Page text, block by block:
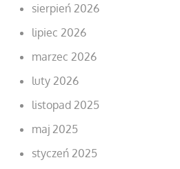
sierpień 2026
lipiec 2026
marzec 2026
luty 2026
listopad 2025
maj 2025
styczeń 2025